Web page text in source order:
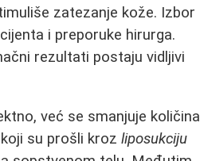
zatezanje kože. Izbor
i preporuke hirurga.
rezultati postaju vidljivi
već se smanjuje količina
su prošli krozliposukciju